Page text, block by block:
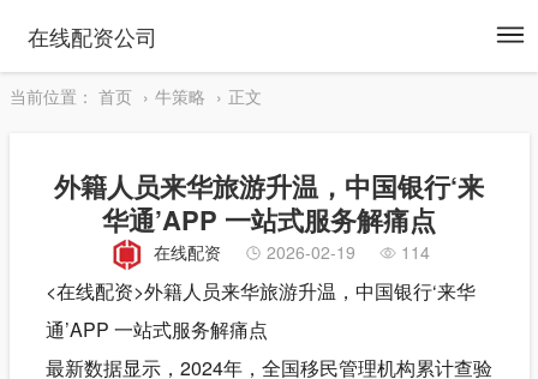
在线配资公司
当前位置： 首页 牛策略 正文
外籍人员来华旅游升温，中国银行‘来
华通’APP 一站式服务解痛点
在线配资 2026-02-19 114
<在线配资>外籍人员来华旅游升温，中国银行‘来华
通’APP 一站式服务解痛点
最新数据显示，2024年，全国移民管理机构累计查验